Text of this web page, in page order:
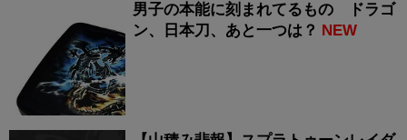
男子の本能に刻まれてるもの ドラゴ
ン、日本刀、あと一つは？ NEW